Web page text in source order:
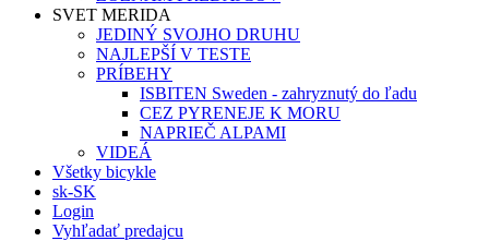
SVET MERIDA
JEDINÝ SVOJHO DRUHU
NAJLEPŠÍ V TESTE
PRÍBEHY
ISBITEN Sweden - zahryznutý do ľadu
CEZ PYRENEJE K MORU
NAPRIEČ ALPAMI
VIDEÁ
Všetky bicykle
sk-SK
Login
Vyhľadať predajcu